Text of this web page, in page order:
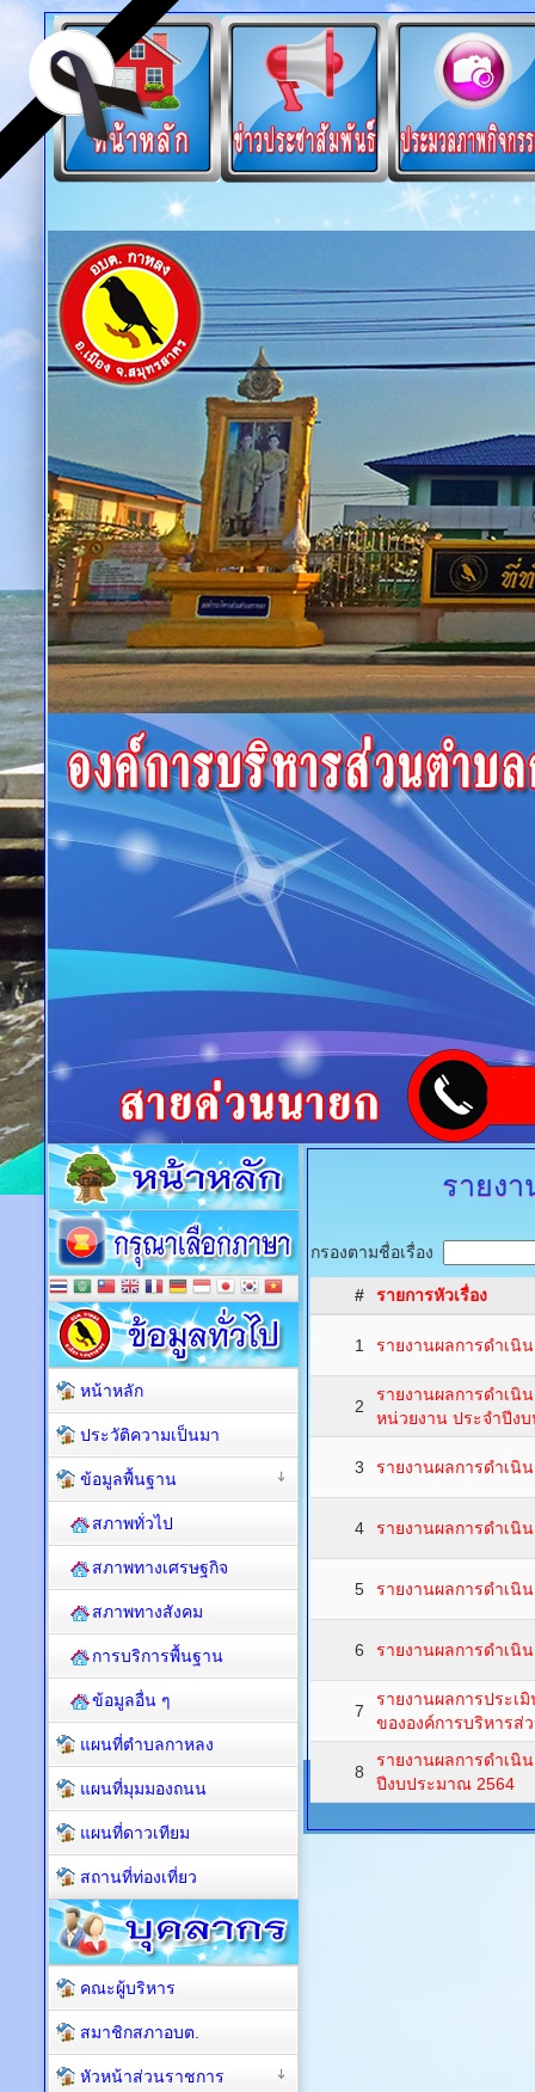
รายง
กรองตามชื่อเรื่อง
# รายการหัวเรื่อง
1 รายงานผลการดำเนิ
2
รายงานผลการดำเนิ
หน่วยงาน ประจำปีง
3 รายงานผลการดำเนิ
4 รายงานผลการดำเนิ
5 รายงานผลการดำเนิ
6 รายงานผลการดำเนิ
7
รายงานผลการประเ
ขององค์การบริหารส่
8
รายงานผลการดำเนิ
ปีงบประมาณ 2564
หน้าหลัก
ประวัติความเป็นมา
ข้อมูลพื้นฐาน
สภาพทั่วไป
สภาพทางเศรษฐกิจ
สภาพทางสังคม
การบริการพื้นฐาน
ข้อมูลอื่น ๆ
แผนที่ตำบลกาหลง
แผนที่มุมมองถนน
แผนที่ดาวเทียม
สถานที่ท่องเที่ยว
คณะผู้บริหาร
สมาชิกสภาอบต.
หัวหน้าส่วนราชการ